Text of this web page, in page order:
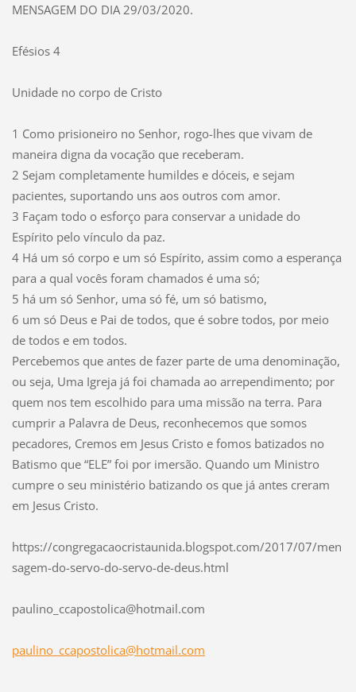
MENSAGEM DO DIA 29/03/2020.
Efésios 4
Unidade no corpo de Cristo
1 Como prisioneiro no Senhor, rogo-lhes que vivam de
maneira digna da vocação que receberam.
2 Sejam completamente humildes e dóceis, e sejam
pacientes, suportando uns aos outros com amor.
3 Façam todo o esforço para conservar a unidade do
Espírito pelo vínculo da paz.
4 Há um só corpo e um só Espírito, assim como a esperança
para a qual vocês foram chamados é uma só;
5 há um só Senhor, uma só fé, um só batismo,
6 um só Deus e Pai de todos, que é sobre todos, por meio
de todos e em todos.
Percebemos que antes de fazer parte de uma denominação,
ou seja, Uma Igreja já foi chamada ao arrependimento; por
quem nos tem escolhido para uma missão na terra. Para
cumprir a Palavra de Deus, reconhecemos que somos
pecadores, Cremos em Jesus Cristo e fomos batizados no
Batismo que “ELE” foi por imersão. Quando um Ministro
cumpre o seu ministério batizando os que já antes creram
em Jesus Cristo.
https://congregacaocristaunida.blogspot.com/2017/07/men
sagem-do-servo-do-servo-de-deus.html
paulino_ ccapostolica@hotmail.com
paulino_ccapostolica@hotmail.com